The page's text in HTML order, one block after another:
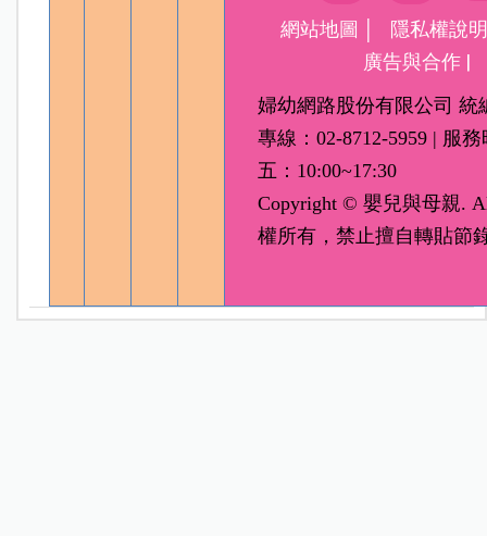
網站地圖
隱私權說明
廣告與合作 |
婦幼網路股份有限公司 統
專線：02-8712-5959 | 服
五：10:00~17:30
Copyright © 嬰兒與母親.
權所有，禁止擅自轉貼節